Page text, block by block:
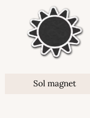
Sol magnet